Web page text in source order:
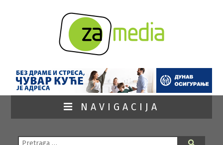
NAVIGACIJA
Pretraga: